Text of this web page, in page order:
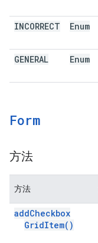
INCORRECT Enum
GENERAL Enum
Form
方法
方法
addCheckbox
GridItem( )